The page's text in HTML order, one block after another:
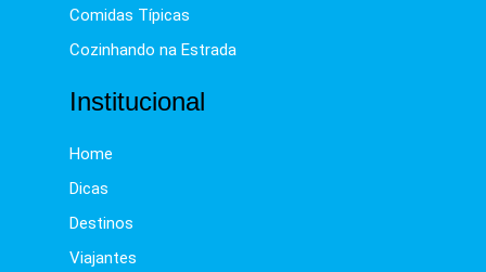
Comidas Típicas
Cozinhando na Estrada
Institucional
Home
Dicas
Destinos
Viajantes